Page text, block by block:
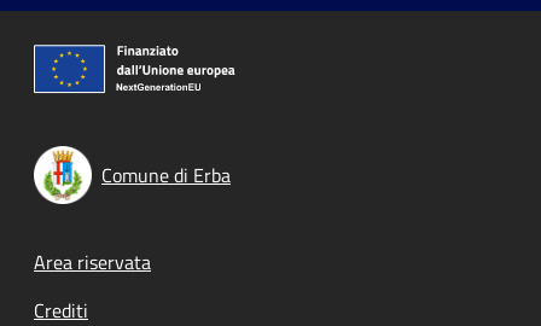
Comune di Erba
Footer menu
Area riservata
Crediti